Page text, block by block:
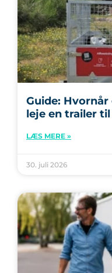
Guide:
leje en trailer
LÆS MERE »
30. juli 2026